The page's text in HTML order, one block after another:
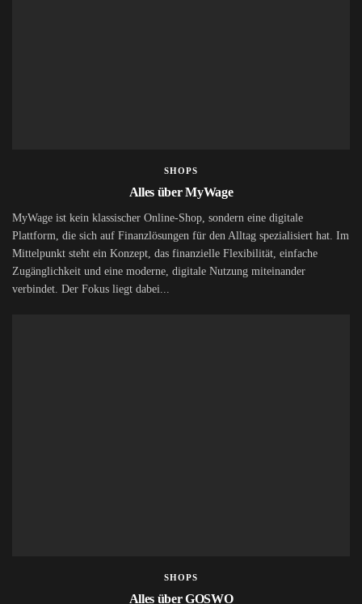
SHOPS
Alles über MyWage
MyWage ist kein klassischer Online-Shop, sondern eine digitale
Plattform, die sich auf Finanzlösungen für den Alltag spezialisiert hat. Im
Mittelpunkt steht ein Konzept, das finanzielle Flexibilität, einfache
Zugänglichkeit und eine moderne, digitale Nutzung miteinander
verbindet. Der Fokus liegt dabei...
SHOPS
Alles über GOSWO